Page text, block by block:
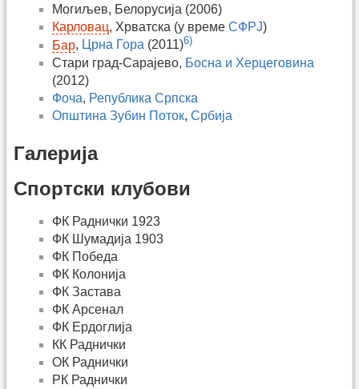
Могиљев, Белорусија (2006)
Карловац, Хрватска (у време СФРЈ)
Бар, Црна Гора (2011)6)
Стари град-Сарајево, Босна и Херцеговина
(2012)
Фоча, Република Српска
Општина Зубин Поток, Србија
Галерија
Спортски клубови
ФК Раднички 1923
ФК Шумадија 1903
ФК Победа
ФК Колонија
ФК Застава
ФК Арсенал
ФК Ердоглија
КК Раднички
ОК Раднички
РК Раднички